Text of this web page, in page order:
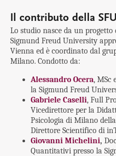
Il contributo della
Lo studio nasce da un
Sigmund Freud University
Vienna ed è coordinato dal
Milano. Condotto da:
Alessandro Ocera, MSc
la Sigmund Freud
Gabriele Caselli, Full
Vicedirettore per la
Psicologia di Milano
Direttore Scientifico di
Giovanni Michelini,
Quantitativi presso la